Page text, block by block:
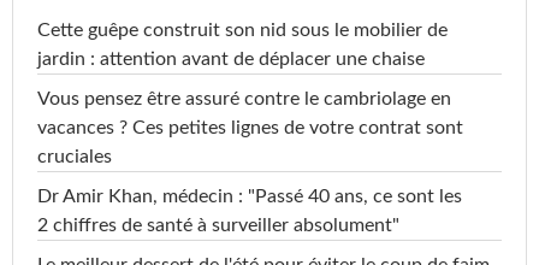
Cette guêpe construit son nid sous le mobilier de
jardin : attention avant de déplacer une chaise
Vous pensez être assuré contre le cambriolage en
vacances ? Ces petites lignes de votre contrat sont
cruciales
Dr Amir Khan, médecin : "Passé 40 ans, ce sont les
2 chiffres de santé à surveiller absolument"